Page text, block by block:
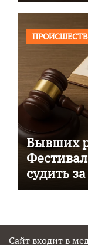
Бывших
судить
Сайт входит в